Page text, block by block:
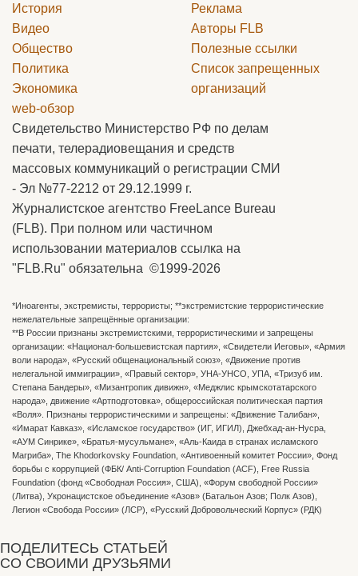
История
Видео
Общество
Политика
Экономика
web-обзор
Реклама
Авторы FLB
Полезные ссылки
Список запрещенных
организаций
Свидетельство Министерство РФ по делам
печати, телерадиовещания и средств
массовых коммуникаций о регистрации СМИ
- Эл №77-2212 от 29.12.1999 г.
Журналистское агентство FreeLance Bureau
(FLB). При полном или частичном
использовании материалов ссылка на
"FLB.Ru" обязательна ©1999-2026
*Иноагенты, экстремисты, террористы; **экстремистские террористические
нежелательные запрещённые организации:
**В России признаны экстремистскими, террористическими и запрещены
организации: «Национал-большевистская партия», «Свидетели Иеговы», «Армия
воли народа», «Русский общенациональный союз», «Движение против
нелегальной иммиграции», «Правый сектор», УНА-УНСО, УПА, «Тризуб им.
Степана Бандеры», «Мизантропик дивижн», «Меджлис крымскотатарского
народа», движение «Артподготовка», общероссийская политическая партия
«Воля». Признаны террористическими и запрещены: «Движение Талибан»,
«Имарат Кавказ», «Исламское государство» (ИГ, ИГИЛ), Джебхад-ан-Нусра,
«АУМ Синрике», «Братья-мусульмане», «Аль-Каида в странах исламского
Магриба», The Khodorkovsky Foundation, «Антивоенный комитет России», Фонд
борьбы с коррупцией (ФБК/ Anti-Corruption Foundation (ACF), Free Russia
Foundation (фонд «Свободная Россия», США), «Форум свободной России»
(Литва), Укронацистское объединение «Aзов» (Батальон Азов; Полк Азов),
Легион «Свобода России» (ЛСР), «Русский Добровольческий Корпус» (РДК)
ПОДЕЛИТЕСЬ СТАТЬЕЙ
СО СВОИМИ ДРУЗЬЯМИ